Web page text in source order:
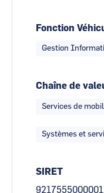
Fonction
Gestion
Chaîne de
Services de
Systèmes et
SIRET